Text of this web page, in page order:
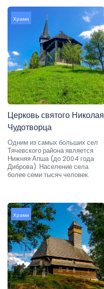
Храми
Церковь святого Николая
Чудотворца
Одним из самых больших сел
Тячевского района является
Нижняя Апша (до 2004 года
Диброва). Население села
более семи тысяч человек.
Храми